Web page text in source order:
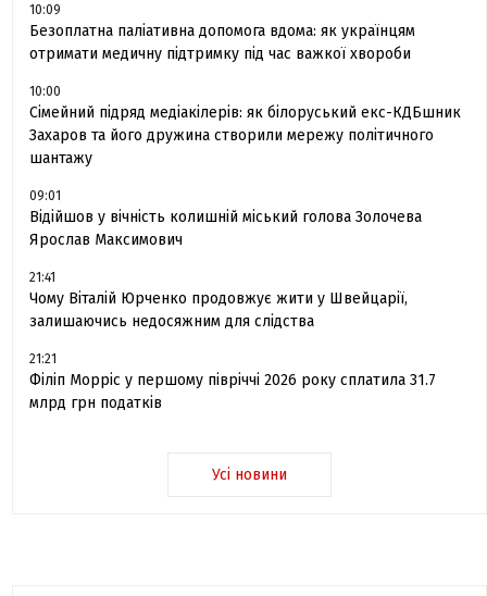
10:09
Безоплатна паліативна допомога вдома: як українцям
отримати медичну підтримку під час важкої хвороби
10:00
Сімейний підряд медіакілерів: як білоруський екс-КДБшник
Захаров та його дружина створили мережу політичного
шантажу
09:01
Відійшов у вічність колишній міський голова Золочева
Ярослав Максимович
21:41
Чому Віталій Юрченко продовжує жити у Швейцарії,
залишаючись недосяжним для слідства
21:21
Філіп Морріс у першому півріччі 2026 року сплатила 31.7
млрд грн податків
Усі новини